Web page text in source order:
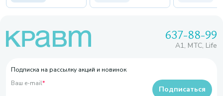
637-88-99
A1, МТС, Life
Подписка на рассылку акций и новинок
Ваш e-mail*
Подписаться